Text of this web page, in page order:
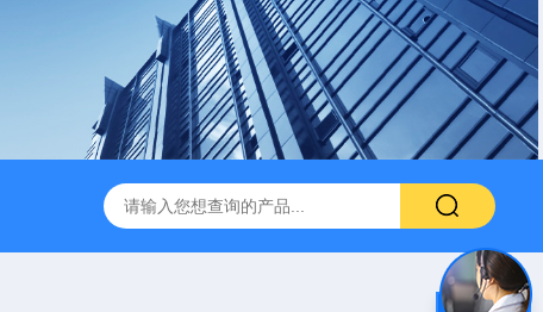
1 ID:281875 A-NR:417291 原装供应美国Parker